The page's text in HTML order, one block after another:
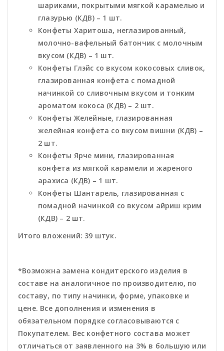
шариками, покрытыми мягкой карамелью и
глазурью (КДВ) – 1 шт.
Конфеты Харитоша, неглазированный,
молочно-вафельный батончик с молочным
вкусом (КДВ) – 1 шт.
Конфеты Глэйс со вкусом кокосовых сливок,
глазированная конфета с помадной
начинкой со сливочным вкусом и тонким
ароматом кокоса (КДВ) – 2 шт.
Конфеты Желейные, глазированная
желейная конфета со вкусом вишни (КДВ) –
2 шт.
Конфеты Ярче мини, глазированная
конфета из мягкой карамели и жареного
арахиса (КДВ) – 1 шт.
Конфеты Шантарель, глазированная с
помадной начинкой со вкусом айриш крим
(КДВ) – 2 шт.
Итого вложений: 39 штук.
*Возможна замена кондитерского изделия в
составе на аналогичное по производителю, по
составу, по типу начинки, форме, упаковке и
цене. Все дополнения и изменения в
обязательном порядке согласовываются с
Покупателем. Вес конфетного состава может
отличаться от заявленного на 3% в большую или